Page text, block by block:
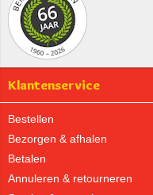
Klantenservice
Bestellen
Bezorgen & afhalen
Betalen
Annuleren & retourneren